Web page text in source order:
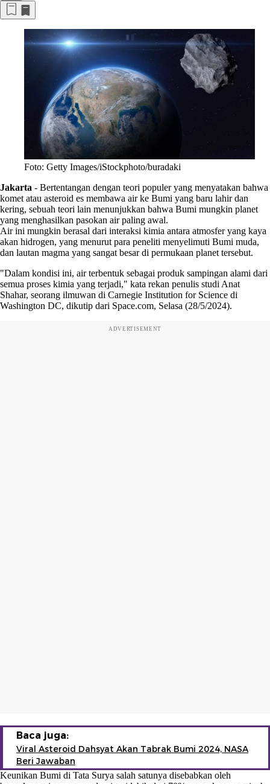
Foto: Getty Images/iStockphoto/buradaki
Jakarta - Bertentangan dengan teori populer yang menyatakan bahwa
komet atau asteroid es membawa air ke Bumi yang baru lahir dan
kering, sebuah teori lain menunjukkan bahwa Bumi mungkin planet
yang menghasilkan pasokan air paling awal.
Air ini mungkin berasal dari interaksi kimia antara atmosfer yang kaya
akan hidrogen, yang menurut para peneliti menyelimuti Bumi muda,
dan lautan magma yang sangat besar di permukaan planet tersebut.
"Dalam kondisi ini, air terbentuk sebagai produk sampingan alami dari
semua proses kimia yang terjadi," kata rekan penulis studi Anat
Shahar, seorang ilmuwan di Carnegie Institution for Science di
Washington DC, dikutip dari Space.com, Selasa (28/5/2024).
ADVERTISEMENT
Baca juga:
Viral Asteroid Dahsyat Akan Tabrak Bumi 2024, NASA
Beri Jawaban
Keunikan Bumi di Tata Surya salah satunya disebabkan oleh